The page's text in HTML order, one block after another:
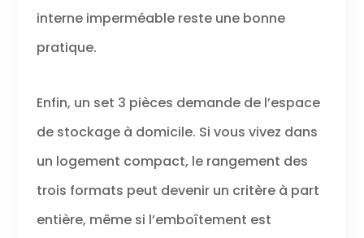
interne imperméable reste une bonne
pratique.
Enfin, un set 3 pièces demande de l’espace
de stockage à domicile. Si vous vivez dans
un logement compact, le rangement des
trois formats peut devenir un critère à part
entière, même si l’emboîtement est